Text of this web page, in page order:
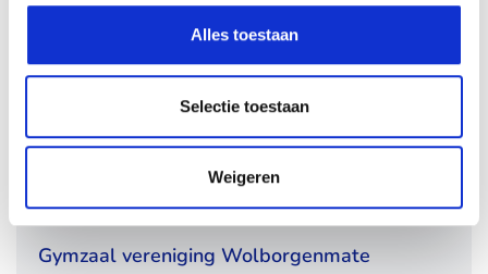
Alles toestaan
Selectie toestaan
Weigeren
Gymzaal vereniging Wolborgenmate